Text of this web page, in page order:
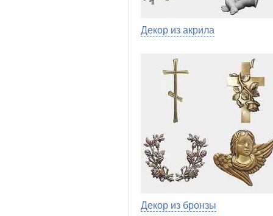
Декор из акрила
Декор из бронзы